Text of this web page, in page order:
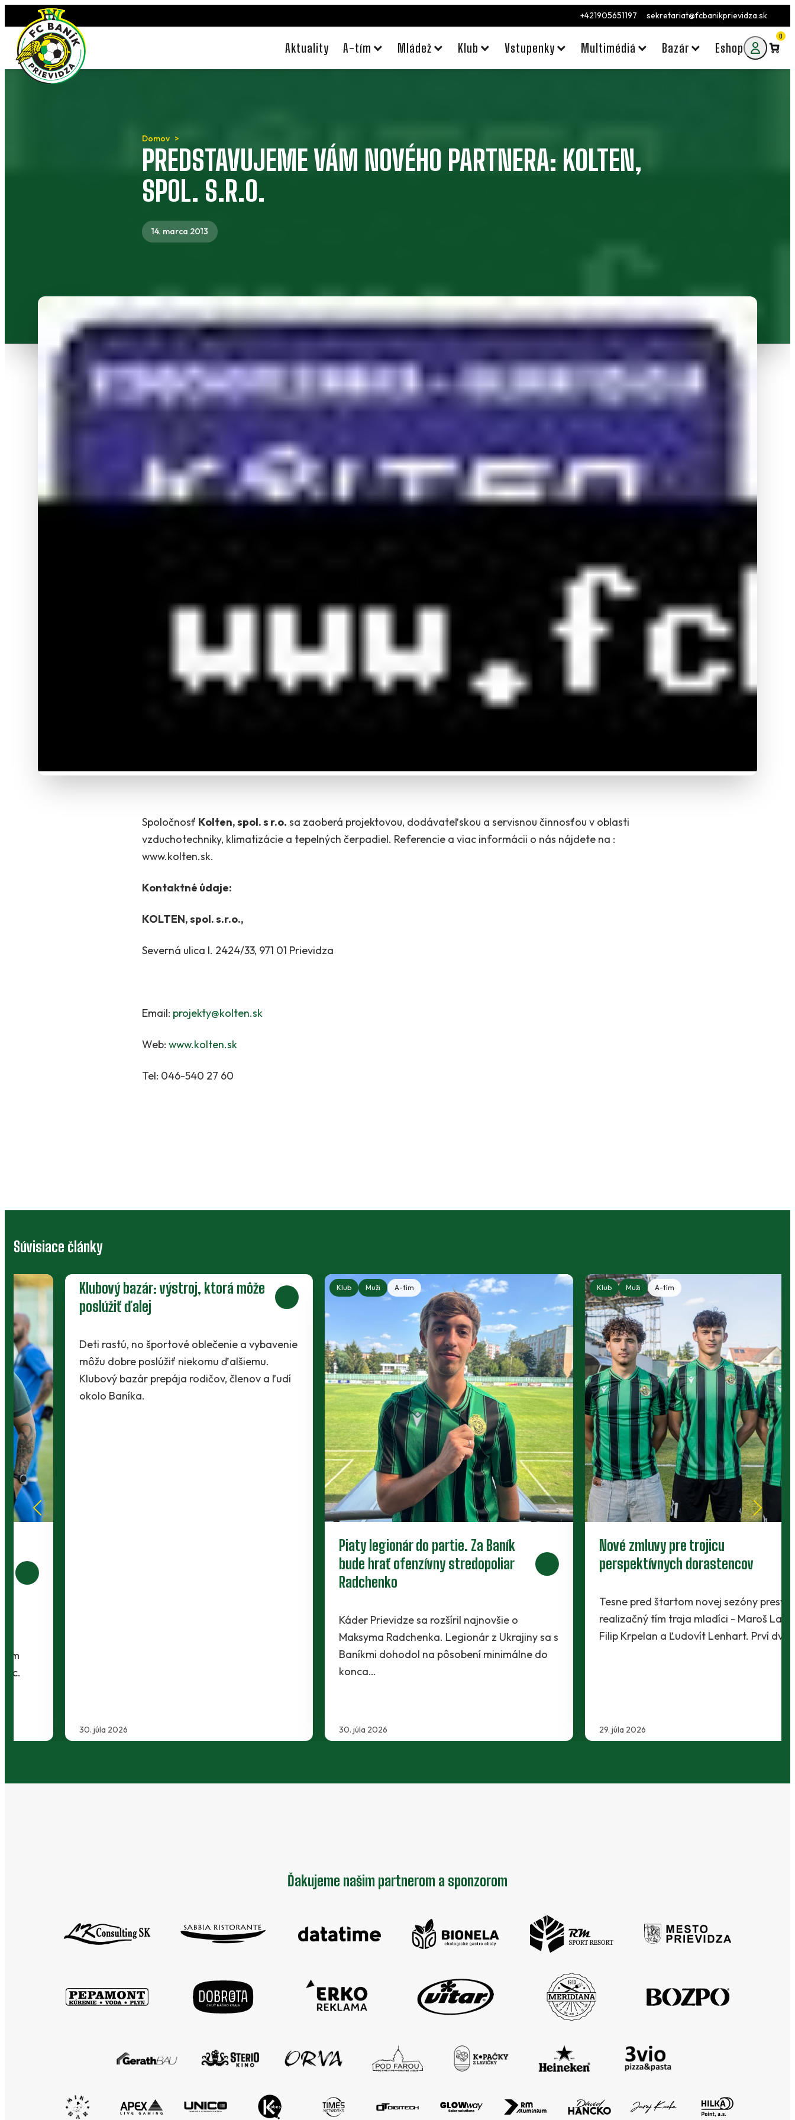
Preskočiť
na
obsah
+421905651197 sekretariat@fcbanikprievidza.sk
Aktuality A-tím Mládež Klub Vstupenky Multimédiá Bazár Eshop
0
Domov
PREDSTAVUJEME VÁM NOVÉHO PARTNERA: KOLTEN,
SPOL. S.R.O.
14. marca 2013
Spoločnosť Kolten, spol. s r.o. sa zaoberá projektovou, dodávateľskou a servisnou činnosťou v oblasti
vzduchotechniky, klimatizácie a tepelných čerpadiel. Referencie a viac informácii o nás nájdete na :
www.kolten.sk.
Kontaktné údaje:
KOLTEN, spol. s.r.o.,
Severná ulica I. 2424/33, 971 01 Prievidza
Email: projekty@kolten.sk
Web: www.kolten.sk
Tel: 046-540 27 60
Súvisiace články
Klubový bazár: výstroj, ktorá môže
poslúžiť ďalej
Deti rastú, no športové oblečenie a vybavenie
môžu dobre poslúžiť niekomu ďalšiemu.
Klubový bazár prepája rodičov, členov a ľudí
okolo Baníka.
Klub A-tím
Piaty legionár do partie. Za Baník
bude hrať ofenzívny stredopoliar
Radchenko
Káder Prievidze sa rozšíril najnovšie o
Maksyma Radchenka. Legionár z Ukrajiny sa s
Baníkmi dohodol na pôsobení minimálne do
Muži A-tím
Nové zmluvy pre trojicu
perspektívnych dorastencov
Tesne pred štartom novej sezóny presvedčili
realizačný tím traja mladíci - Maroš Lahký,
Filip Krpelan a Ľudovít Lenhart. Prví dvaja…
Ďakujeme našim partnerom a sponzorom